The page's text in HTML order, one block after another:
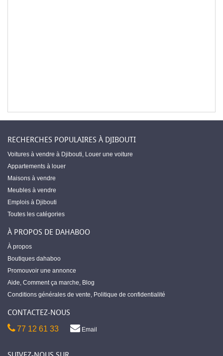
RECHERCHES POPULAIRES À DJIBOUTI
Voitures à vendre à Djibouti, Louer une voiture
Appartements à louer
Maisons à vendre
Meubles à vendre
Emplois à Djibouti
Toutes les catégories
À PROPOS DE DAHABOO
À propos
Boutiques dahaboo
Promouvoir une annonce
Aide, Comment ça marche, Blog
Conditions générales de vente, Politique de confidentialité
CONTACTEZ-NOUS
77 12 61 33 Email